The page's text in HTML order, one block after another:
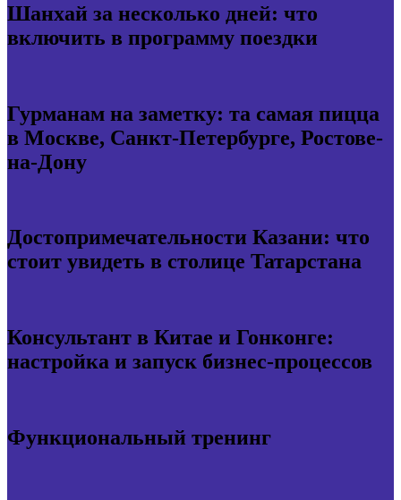
Шанхай за несколько дней: что
включить в программу поездки
Гурманам на заметку: та самая пицца
в Москве, Санкт-Петербурге, Ростове-
на-Дону
Достопримечательности Казани: что
стоит увидеть в столице Татарстана
Консультант в Китае и Гонконге:
настройка и запуск бизнес-процессов
Функциональный тренинг